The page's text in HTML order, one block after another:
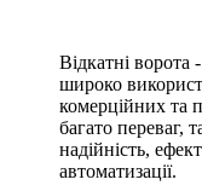
Відкатні
широко
комерційних та
багато переваг,
надійність,
автоматизації.